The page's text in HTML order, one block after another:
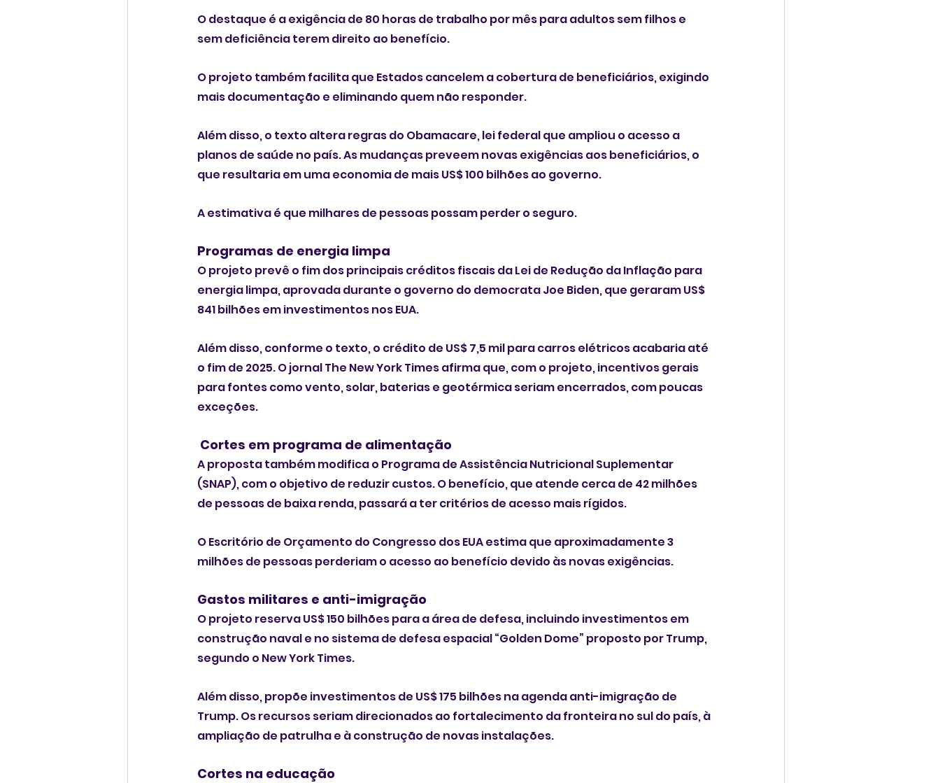
O destaque é a exigência de 80 horas de trabalho por mês para adultos sem filhos e
sem deficiência terem direito ao benefício.
O projeto também facilita que Estados cancelem a cobertura de beneficiários, exigindo
mais documentação e eliminando quem não responder.
Além disso, o texto altera regras do Obamacare, lei federal que ampliou o acesso a
planos de saúde no país. As mudanças preveem novas exigências aos beneficiários, o
que resultaria em uma economia de mais US$ 100 bilhões ao governo.
A estimativa é que milhares de pessoas possam perder o seguro.
Programas de energia limpa
O projeto prevê o fim dos principais créditos fiscais da Lei de Redução da Inflação para
energia limpa, aprovada durante o governo do democrata Joe Biden, que geraram US$
841 bilhões em investimentos nos EUA.
Além disso, conforme o texto, o crédito de US$ 7,5 mil para carros elétricos acabaria até
o fim de 2025. O jornal The New York Times afirma que, com o projeto, incentivos gerais
para fontes como vento, solar, baterias e geotérmica seriam encerrados, com poucas
exceções.
Cortes em programa de alimentação
A proposta também modifica o Programa de Assistência Nutricional Suplementar
(SNAP), com o objetivo de reduzir custos. O benefício, que atende cerca de 42 milhões
de pessoas de baixa renda, passará a ter critérios de acesso mais rígidos.
O Escritório de Orçamento do Congresso dos EUA estima que aproximadamente 3
milhões de pessoas perderiam o acesso ao benefício devido às novas exigências.
Gastos militares e anti-imigração
O projeto reserva US$ 150 bilhões para a área de defesa, incluindo investimentos em
construção naval e no sistema de defesa espacial “Golden Dome” proposto por Trump,
segundo o New York Times.
Além disso, propõe investimentos de US$ 175 bilhões na agenda anti-imigração de
Trump. Os recursos seriam direcionados ao fortalecimento da fronteira no sul do país, à
ampliação de patrulha e à construção de novas instalações.
Cortes na educação